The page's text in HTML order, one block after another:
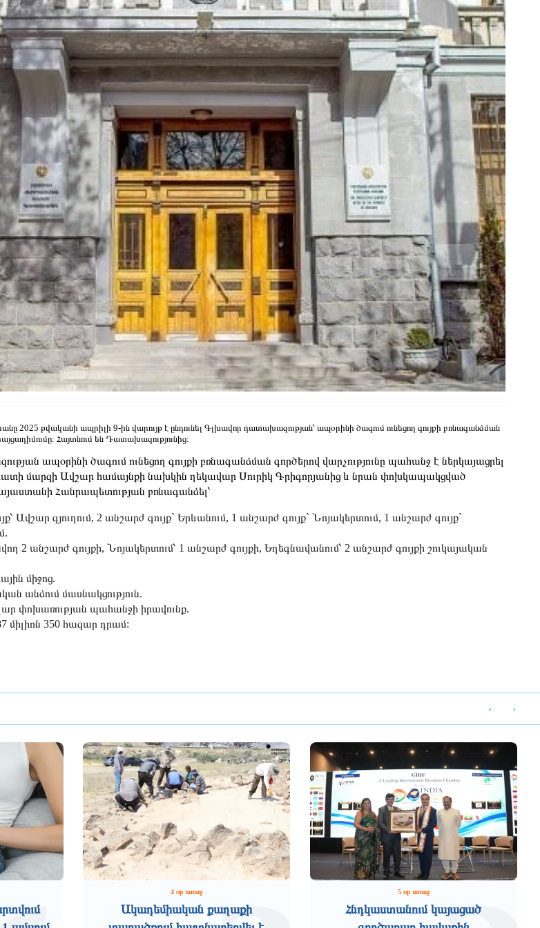
2025 թվականի ապրիլի 9-ին վարույթ է ընդունել Գլխավոր դատախազության՝ ապօրինի ծագում ունեցող գույքի բռնագանձման
Հայտնում են Դատախազությունից:
ապօրինի ծագում ունեցող գույքի բռնագանձման գործերով վարչությունը պահանջ է ներկայացրել
մարզի Ավշար համայնքի նախկին ղեկավար Սուրիկ Գրիգորյանից և նրան փոխկապակցված
Հանրապետության բռնագանձել՝
Ավշար գյուղում, 2 անշարժ գույք` Երևանում, 1 անշարժ գույք` Նոյակերտում, 1 անշարժ գույք`
2 անշարժ գույքի, Նոյակերտում՝ 1 անշարժ գույքի, Եղեգնավանում՝ 2 անշարժ գույքի շուկայական
միջոց.
անձում մասնակցություն.
փոխառության պահանջի իրավունք.
միլիոն 350 հազար դրամ:
4 օր առաջ
Ակադեմիական քաղաքի
5 օր առաջ
Հնդկաստանում կայացած
‹ ›